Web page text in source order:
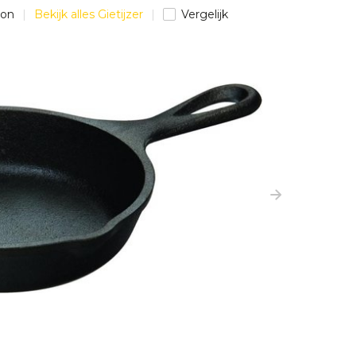
Bekijk alles Gietijzer Vergelijk